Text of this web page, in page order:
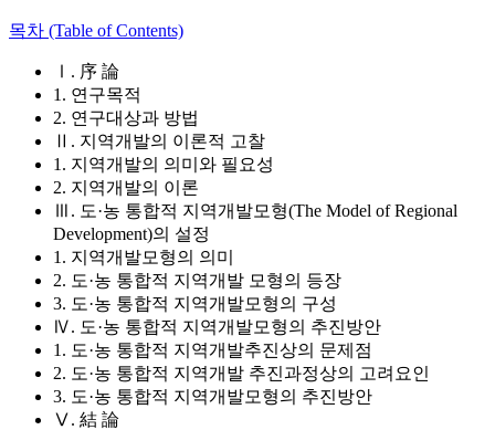
목차 (Table of Contents)
Ⅰ. 序 論
1. 연구목적
2. 연구대상과 방법
Ⅱ. 지역개발의 이론적 고찰
1. 지역개발의 의미와 필요성
2. 지역개발의 이론
Ⅲ. 도·농 통합적 지역개발모형(The Model of Regional
Development)의 설정
1. 지역개발모형의 의미
2. 도·농 통합적 지역개발 모형의 등장
3. 도·농 통합적 지역개발모형의 구성
Ⅳ. 도·농 통합적 지역개발모형의 추진방안
1. 도·농 통합적 지역개발추진상의 문제점
2. 도·농 통합적 지역개발 추진과정상의 고려요인
3. 도·농 통합적 지역개발모형의 추진방안
Ⅴ. 結 論